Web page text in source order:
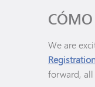
We are
forward,